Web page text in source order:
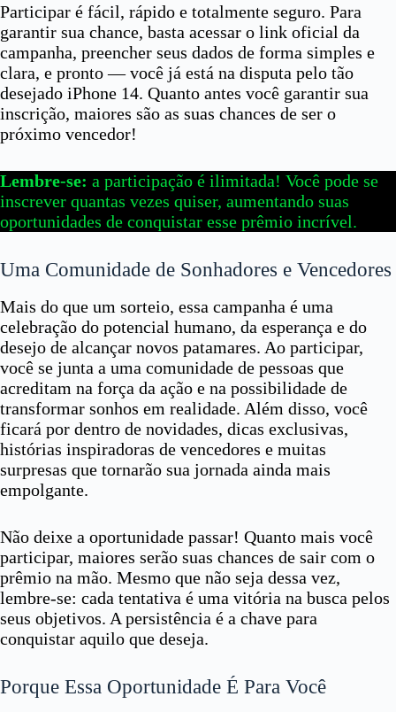
Participar é fácil, rápido e totalmente seguro. Para
garantir sua chance, basta acessar o link oficial da
campanha, preencher seus dados de forma simples e
clara, e pronto — você já está na disputa pelo tão
desejado iPhone 14. Quanto antes você garantir sua
inscrição, maiores são as suas chances de ser o
próximo vencedor!
Lembre-se: a participação é ilimitada! Você pode se
inscrever quantas vezes quiser, aumentando suas
oportunidades de conquistar esse prêmio incrível.
Uma Comunidade de Sonhadores e Vencedores
Mais do que um sorteio, essa campanha é uma
celebração do potencial humano, da esperança e do
desejo de alcançar novos patamares. Ao participar,
você se junta a uma comunidade de pessoas que
acreditam na força da ação e na possibilidade de
transformar sonhos em realidade. Além disso, você
ficará por dentro de novidades, dicas exclusivas,
histórias inspiradoras de vencedores e muitas
surpresas que tornarão sua jornada ainda mais
empolgante.
Não deixe a oportunidade passar! Quanto mais você
participar, maiores serão suas chances de sair com o
prêmio na mão. Mesmo que não seja dessa vez,
lembre-se: cada tentativa é uma vitória na busca pelos
seus objetivos. A persistência é a chave para
conquistar aquilo que deseja.
Porque Essa Oportunidade É Para Você